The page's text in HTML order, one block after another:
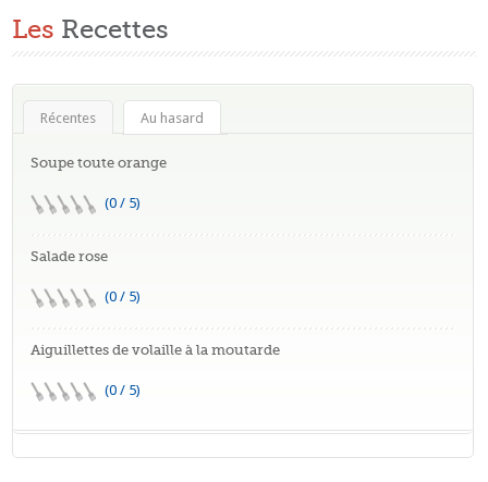
Les Recettes
Récentes Au hasard
Soupe toute orange
(0 / 5)
Salade rose
(0 / 5)
Aiguillettes de volaille à la moutarde
(0 / 5)